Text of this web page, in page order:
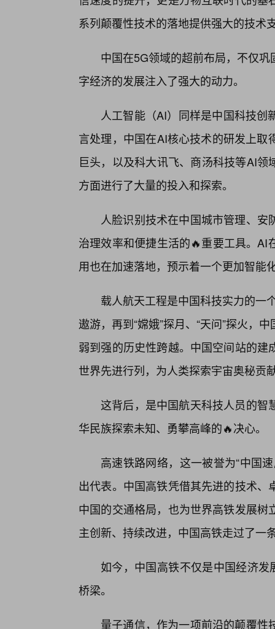
系列颠覆性技术的落地提供强大的技术
中国在5G领域的超前布局，不仅
字经济的发展注入了强大的动力。
人工智能（AI）同样是中国科技
言处理，中国在AI核心技术的研发上
巨头，以及科大讯飞、商汤科技等AI
方面进行了大量的投入和探索。
人脸识别技术在中国城市管理、
治理效率和便捷生活的🔥重要工具。
用也在加速落地，预示着一个更加智能
载人航天工程是中国科技实力的一
遨游，再到“嫦娥”探月、“天问”探火，
弱到强的历史性跨越。中国空间站的
世界先进行列，为人类探索宇宙奥秘贡
这背后，是中国航天科技人员的
华民族探索未知、勇攀高峰的🔥决心。
高速铁路网络，这一被誉为“中国
出代表。中国高铁凭借其先进的技术
中国的交通格局，也为世界高铁发展
主创新、持续改进，中国高铁走过了一
如今，中国高铁不仅是中国经济发
桥梁。
量子通信，作为一项前沿的颠覆